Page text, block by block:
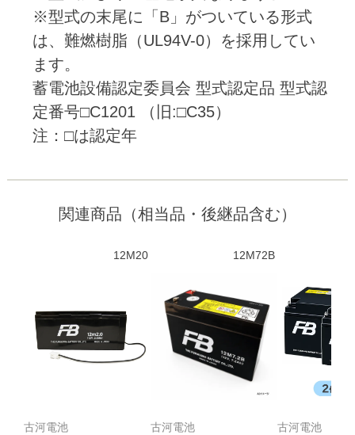
※型式の末尾に「B」がついている形式
は、難燃樹脂（UL94V-0）を採用してい
ます。
蓄電池設備認定委員会 型式認定品 型式認
定番号□C1201 （旧:□C35）
注：□は認定年
関連商品（相当品・後継品含む）
12M20
古河電池
12M72B
古河電池 古河電池